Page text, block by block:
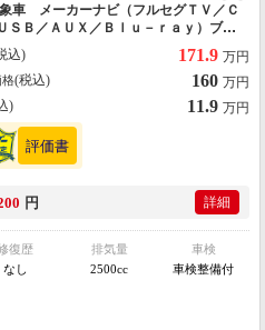
車 メーカーナビ（フルセグＴＶ／Ｃ
ＳＢ／ＡＵＸ／Ｂｌｕ－ｒａｙ）ブラ
ラ ハーフレザーシート クリアラン
込) 171.9 万円
格(税込) 160 万円
) 11.9 万円
円 詳細
復歴
なし
排気量
2500cc
車検
車検整備付